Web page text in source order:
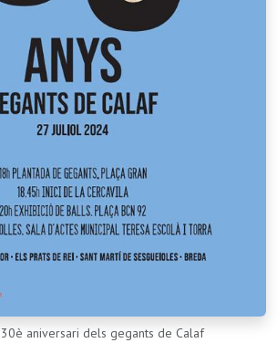
aniversari dels gegants de Calaf